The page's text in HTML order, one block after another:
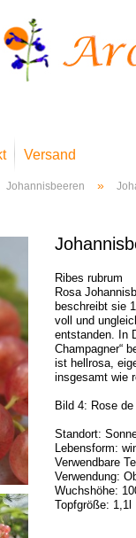
Versand
Johannisbeeren »
Ribes rubrum
Rosa
beschreibt sie
voll und
entstanden. In
Champagner“
ist hellrosa,
insgesamt wie
Bild 4: Rose
Standort:
Lebensform:
Verwendbare
Verwendung:
Wuchshöhe:
Topfgröße: 1,1l